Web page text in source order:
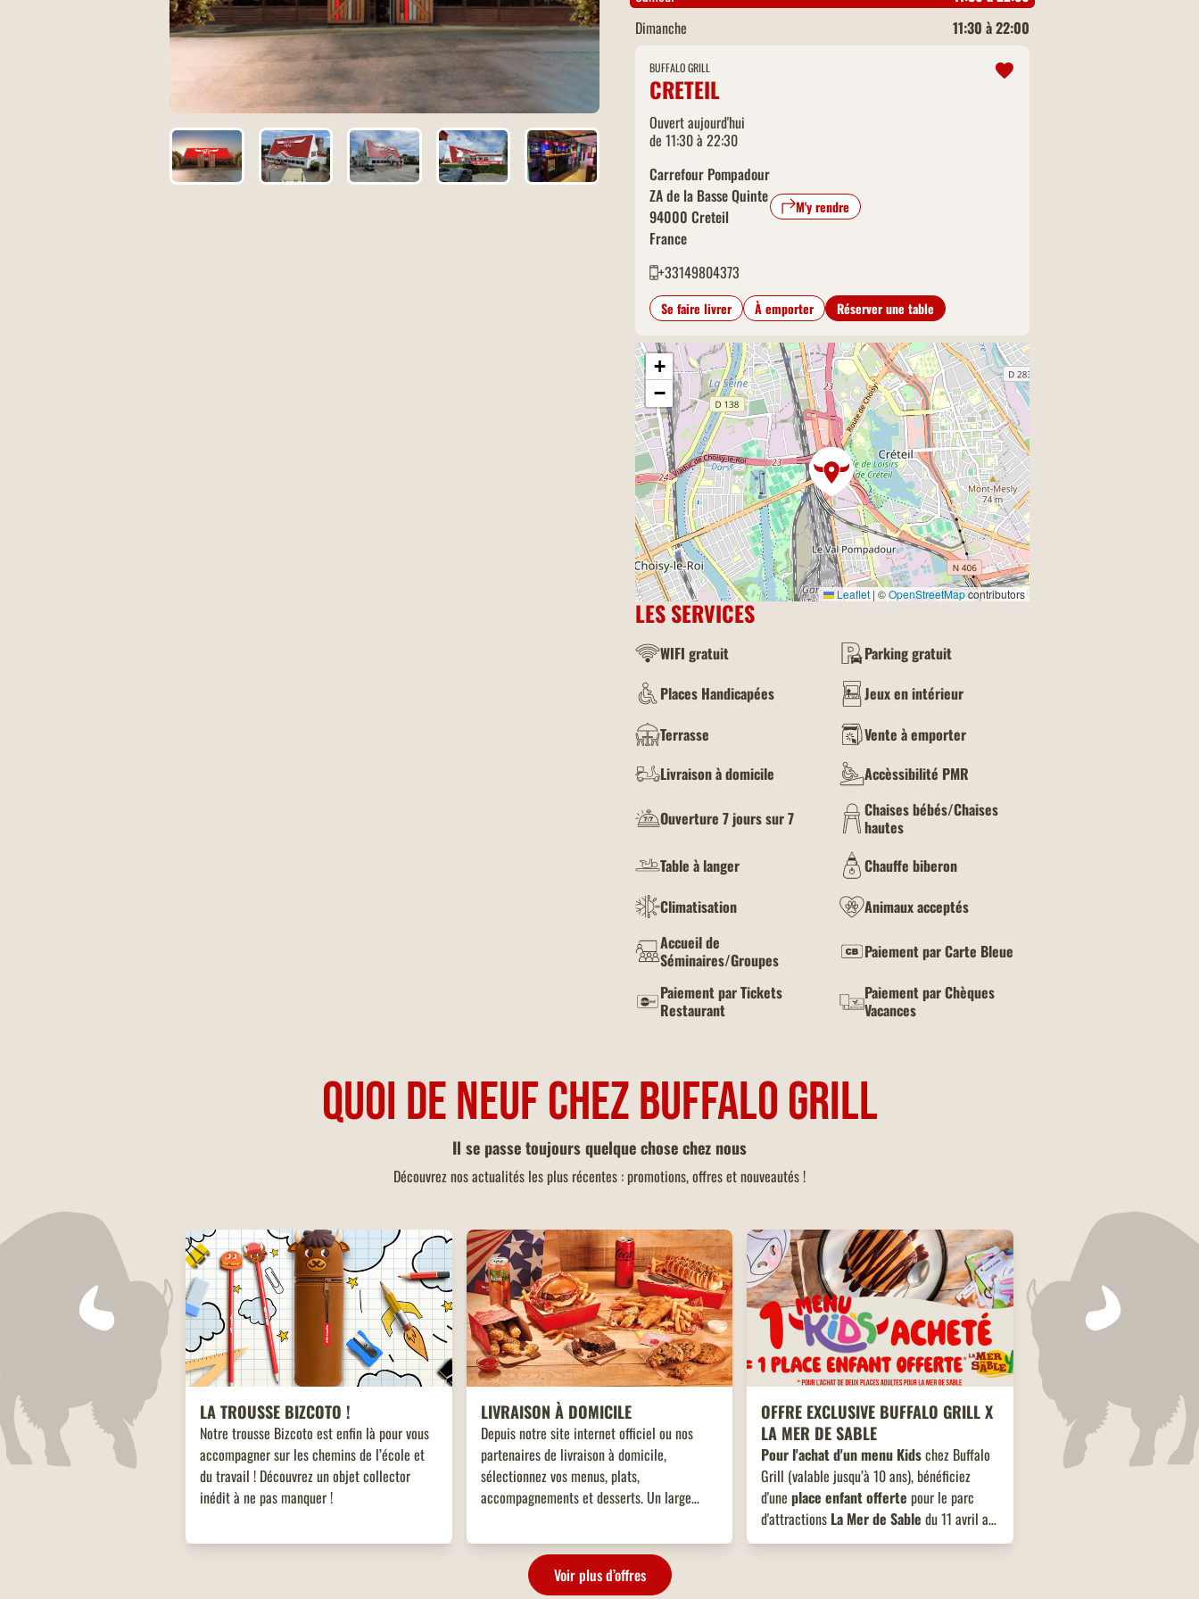
Dimanche
11:30 à 22:00
BUFFALO GRILL
CRETEIL
Ouvert aujourd'hui
de 11:30 à 22:30
Carrefour Pompadour
ZA de la Basse Quinte
94000 Creteil
France
M'y rendre
+33149804373
Se faire livrer À emporter Réserver une table
+
−
Leaflet | ©OpenStreetMapcontributors
LES SERVICES
WIFI gratuit
Parking gratuit
Places Handicapées
Jeux en intérieur
Terrasse
Vente à emporter
Livraison à domicile
Accèssibilité PMR
Ouverture 7 jours sur 7
Chaises bébés/Chaises
hautes
Table à langer
Chauffe biberon
Climatisation
Animaux acceptés
Accueil de
Séminaires/Groupes
Paiement par Carte Bleue
Paiement par Tickets
Restaurant
Paiement par Chèques
Vacances
QUOI DE NEUF CHEZ BUFFALO GRILL
Il se passe toujours quelque chose chez nous
Découvrez nos actualités les plus récentes : promotions, offres et nouveautés !
LA TROUSSE BIZCOTO !
Notre trousse Bizcoto est enfin là pour vous
accompagner sur les chemins de l’école et
du travail ! Découvrez un objet collector
inédit à ne pas manquer !
LIVRAISON À DOMICILE
Depuis notre site internet officiel ou nos
partenaires de livraison à domicile,
sélectionnez vos menus, plats,
accompagnements et desserts. Un large
les envies !
OFFRE EXCLUSIVE BUFFALO GRILL X
LA MER DE SABLE
Pour l'achat d'un menu Kidschez Buffalo
Grill (valable jusqu’à 10 ans), bénéficiez
d'une place enfant offerte pour le parc
d'attractions La Mer de Sable du 11 avril au
27 septembre 2026 inclus.
Voir plus d’offres